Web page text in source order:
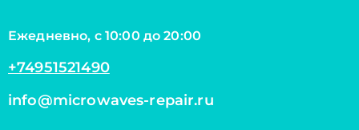
Ежедневно, с 10:00 до 20:00
+74951521490
info@microwaves-repair.ru